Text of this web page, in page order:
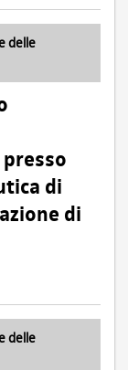
delle
presso
di
di
delle